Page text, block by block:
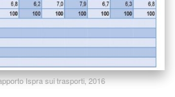
Ispra sui trasporti, 2016